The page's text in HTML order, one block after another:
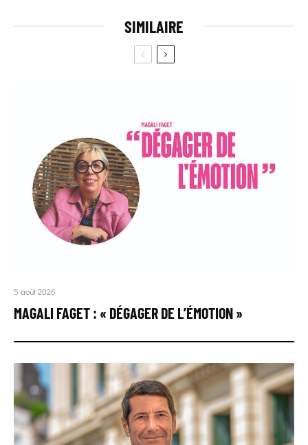
SIMILAIRE
5 août 2026
MAGALI FAGET : « DÉGAGER DE L’ÉMOTION »